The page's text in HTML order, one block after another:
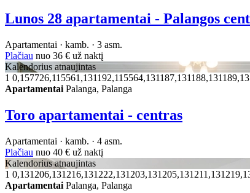
Lunos 28 apartamentai - Palangos
Apartamentai · kamb. · 3 asm.
Plačiau nuo 36 € už naktį
Kalendorius atnaujintas
1
Apartamentai Palanga, Palanga
Toro apartamentai - centras
Apartamentai · kamb. · 4 asm.
Plačiau nuo 40 € už naktį
Kalendorius atnaujintas
1
Apartamentai Palanga, Palanga